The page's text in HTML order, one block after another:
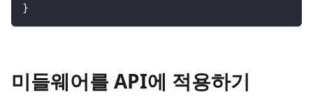
}
미들웨어를 API에 적용하기